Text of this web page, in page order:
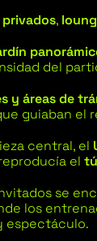
,
del
y áreas de
guiaban el
central, el
el
se
los
espectáculo.